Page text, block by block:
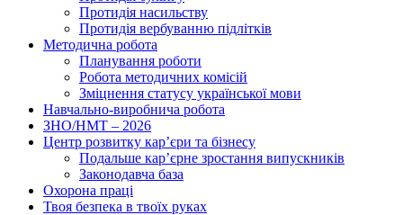
Протидія насильству
Протидія вербуванню підлітків
Методична робота
Планування роботи
Робота методичних комісій
Зміцнення статусу української мови
Навчально-виробнича робота
ЗНО/НМТ – 2026
Центр розвитку кар’єри та бізнесу
Подальше кар’єрне зростання випускників
Законодавча база
Охорона праці
Твоя безпека в твоїх руках